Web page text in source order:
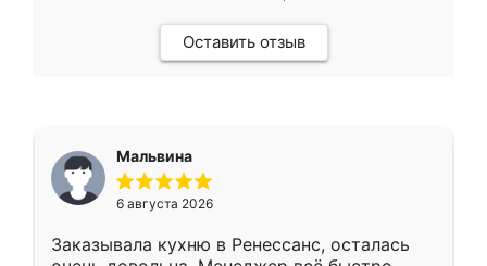
Оставить отзыв
Мальвина
6 августа 2026
Заказывала кухню в Ренессанс, осталась